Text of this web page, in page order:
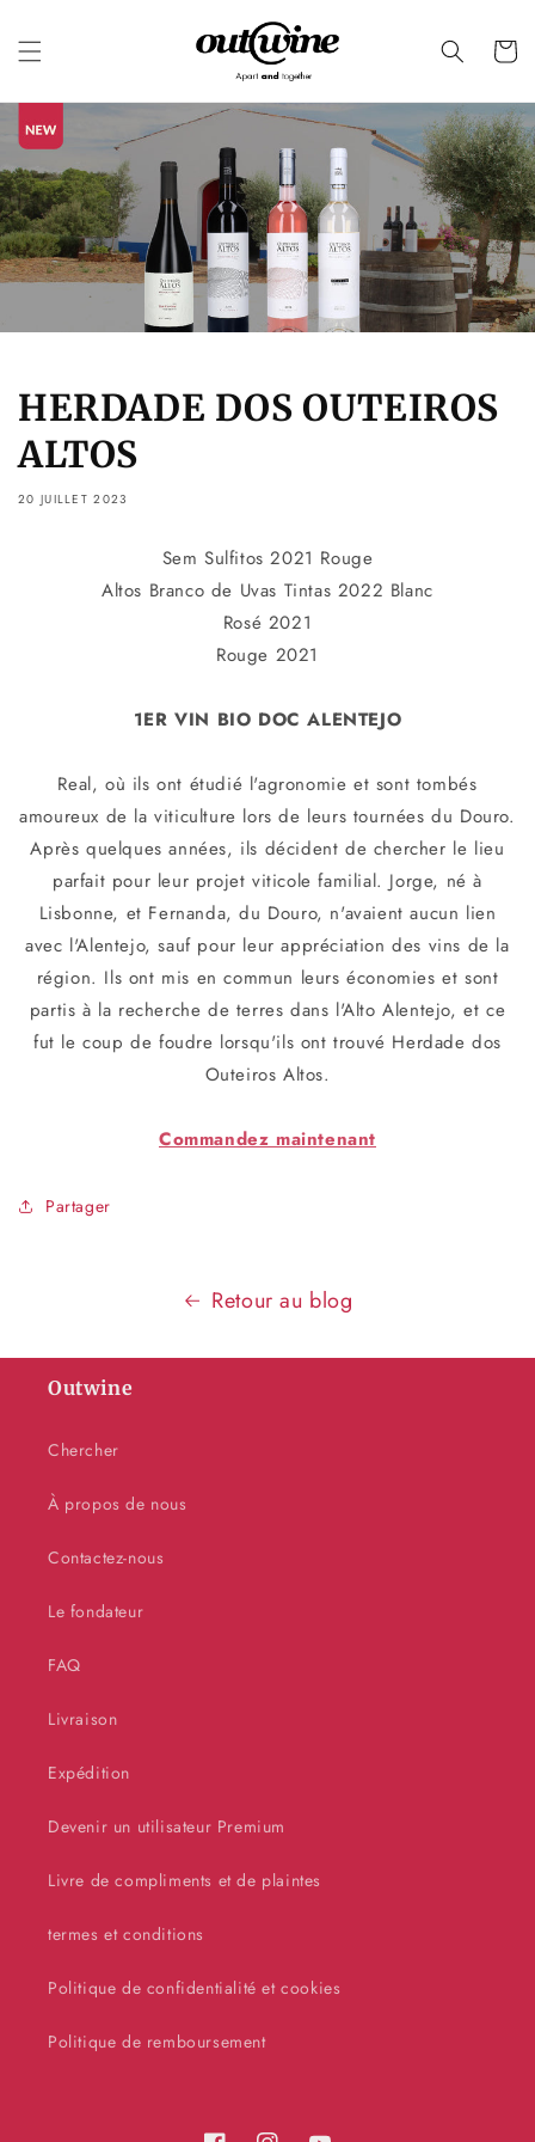
au
contenu
Panier
HERDADE DOS OUTEIROS
ALTOS
20 JUILLET 2023
Sem Sulfitos 2021 Rouge
Altos Branco de Uvas Tintas 2022 Blanc
Rosé 2021
Rouge 2021
1ER VIN BIO DOC ALENTEJO
Real, où ils ont étudié l'agronomie et sont tombés
amoureux de la viticulture lors de leurs tournées du Douro.
Après quelques années, ils décident de chercher le lieu
parfait pour leur projet viticole familial. Jorge, né à
Lisbonne, et Fernanda, du Douro, n'avaient aucun lien
avec l'Alentejo, sauf pour leur appréciation des vins de la
région. Ils ont mis en commun leurs économies et sont
partis à la recherche de terres dans l'Alto Alentejo, et ce
fut le coup de foudre lorsqu'ils ont trouvé Herdade dos
Outeiros Altos.
Commandez maintenant
Partager
Retour au blog
Outwine
Chercher
À propos de nous
Contactez-nous
Le fondateur
FAQ
Livraison
Expédition
Devenir un utilisateur Premium
Livre de compliments et de plaintes
termes et conditions
Politique de confidentialité et cookies
Politique de remboursement